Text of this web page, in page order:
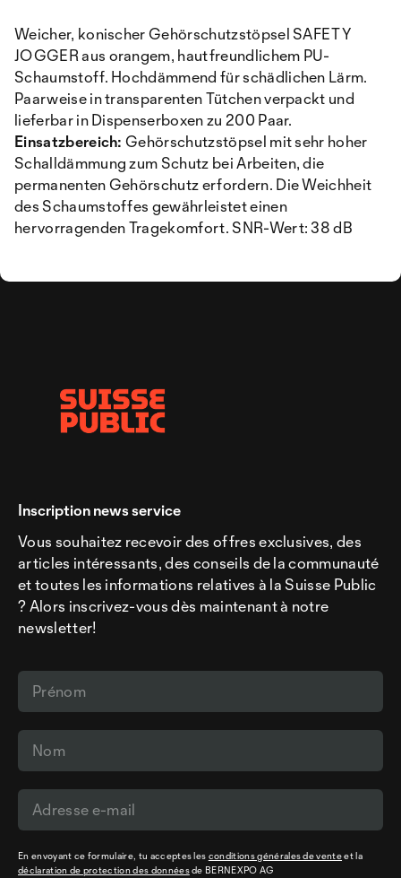
Weicher, konischer Gehörschutzstöpsel SAFETY
JOGGER aus orangem, hautfreundlichem PU-
Schaumstoff. Hochdämmend für schädlichen Lärm.
Paarweise in transparenten Tütchen verpackt und
lieferbar in Dispenserboxen zu 200 Paar.
Einsatzbereich:Gehörschutzstöpsel mit sehr hoher
Schalldämmung zum Schutz bei Arbeiten, die
permanenten Gehörschutz erfordern. Die Weichheit
des Schaumstoffes gewährleistet einen
hervorragenden Tragekomfort. SNR-Wert: 38 dB
Inscription news service
Vous souhaitez recevoir des offres exclusives, des
articles intéressants, des conseils de la communauté
et toutes les informations relatives à la Suisse Public
? Alors inscrivez-vous dès maintenant à notre
newsletter!
En envoyant ce formulaire, tu acceptes les conditions générales de venteet la
déclaration de protection des donnéesde BERNEXPO AG